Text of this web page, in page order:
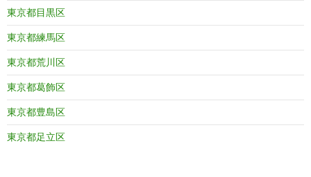
東京都目黒区
東京都練馬区
東京都荒川区
東京都葛飾区
東京都豊島区
東京都足立区